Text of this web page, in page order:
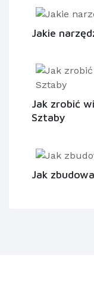
Jakie
Jak zrobić
Sztaby
Jak